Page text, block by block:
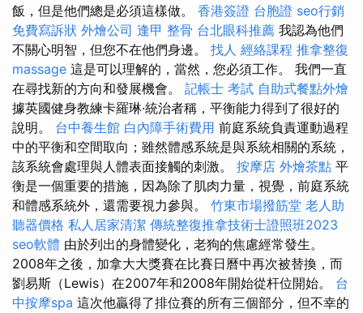
飯，但是他們總是必須這樣做。 香港簽證 台胞證 seo行銷
免費寫訴狀 外燴公司 逢甲 整骨 台北眼科推薦 我認為他們
不關心明智，但您不在他們身邊。 找人 經絡課程 推拿整復
massage 這是可以理解的，當然，您必須工作。 我們一直
在尋找新的方向和發展機會。 記帳士 考試 自助式餐點外燴
據英國健身教練卡羅琳·統治者稱，平衡能力得到了很好的
說明。 台中養生館 白內障手術費用 前庭系統負責運動過程
中的平衡和空間取向；雖然體感系統是與系統相關的系統，
該系統會處理與人體表面接觸的刺激。 按摩店 外燴茶點 平
衡是一個重要的措施，因為除了肌肉力量，視覺，前庭系統
和體感系統外，還需要視力參與。 竹東市場撥筋堂 老人助
聽器價格 私人居家清潔 傳統整復推拿技術士證照班2023
seo軟體 由於列出的身體變化，老狗的焦慮經常發生。
2008年之後，加拿大大獎賽在比賽日曆中再次被替換，而
劉易斯（Lewis）在2007年和2008年開始從杆位開始。 台
中按摩spa 這次他贏得了排位賽的所有三個部分，但不幸的